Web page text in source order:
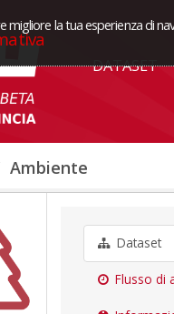
la tua esperienza di
DATASET
Ambiente
Dataset
Flusso di